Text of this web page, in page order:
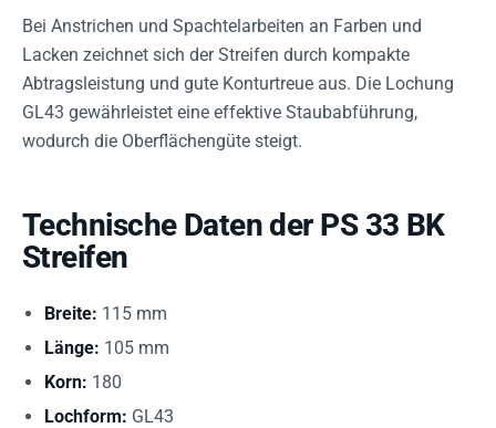
Bei Anstrichen und Spachtelarbeiten an Farben und
Lacken zeichnet sich der Streifen durch kompakte
Abtragsleistung und gute Konturtreue aus. Die Lochung
GL43 gewährleistet eine effektive Staubabführung,
wodurch die Oberflächengüte steigt.
Technische Daten der PS 33 BK
Streifen
Breite: 115 mm
Länge: 105 mm
Korn: 180
Lochform: GL43